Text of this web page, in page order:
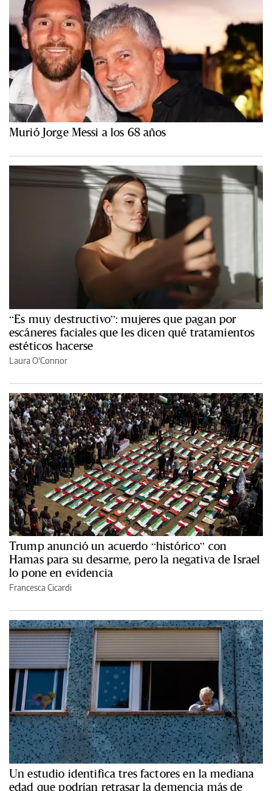
Murió Jorge Messi a los 68 años
“Es muy destructivo”: mujeres que pagan por
escáneres faciales que les dicen qué tratamientos
estéticos hacerse
Laura O'Connor
Trump anunció un acuerdo “histórico” con
Hamas para su desarme, pero la negativa de Israel
lo pone en evidencia
Francesca Cicardi
Un estudio identifica tres factores en la mediana
edad que podrían retrasar la demencia más de